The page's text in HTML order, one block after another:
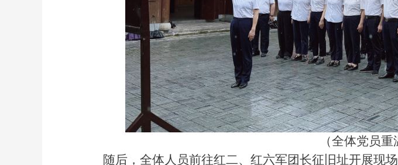
（全体党员重
随后，全体人员前往红二、红六军团长征旧址开展现场